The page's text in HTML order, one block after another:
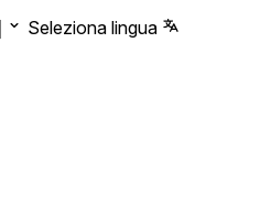
Seleziona lingua